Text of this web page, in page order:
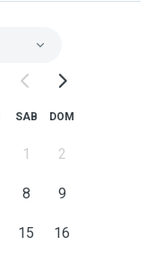
SAB DOM
1 2
8 9
15 16